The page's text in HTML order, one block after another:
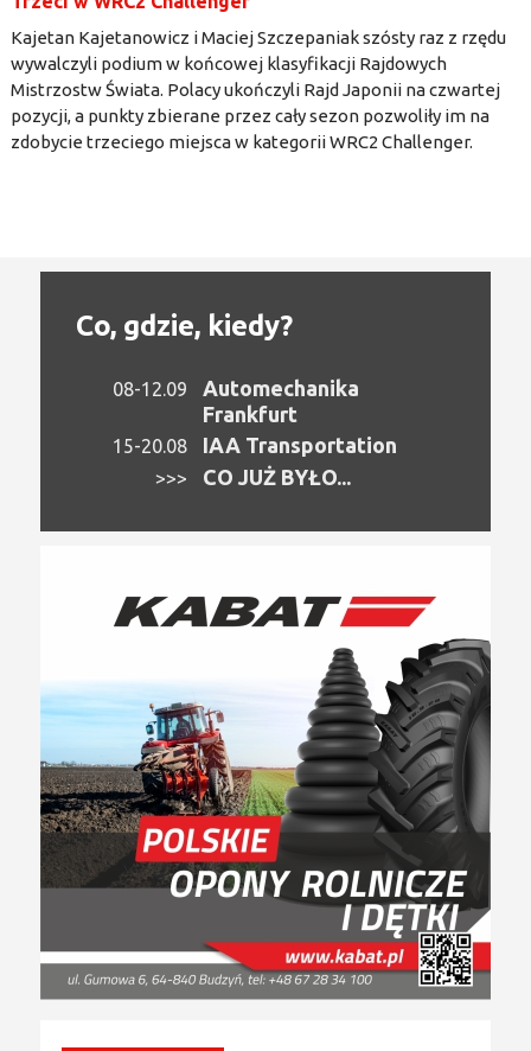
Kajetan Kajetanowicz i Maciej Szczepaniak szósty raz z rzędu
wywalczyli podium w końcowej klasyfikacji Rajdowych
Mistrzostw Świata. Polacy ukończyli Rajd Japonii na czwartej
pozycji, a punkty zbierane przez cały sezon pozwoliły im na
zdobycie trzeciego miejsca w kategorii WRC2 Challenger.
Co, gdzie, kiedy?
08-12.09
Automechanika
Frankfurt
15-20.08 IAA Transportation
>>> CO JUŻ BYŁO...